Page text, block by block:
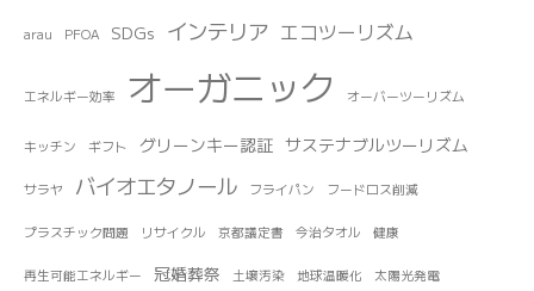
arau PFOA SDGs インテリア エコツーリズム
エネルギー効率 オーガニック オーバーツーリズム
キッチン ギフト グリーンキー認証 サステナブルツーリズム
サラヤ バイオエタノール フライパン フードロス削減
プラスチック問題 リサイクル 京都議定書 今治タオル 健康
再生可能エネルギー 冠婚葬祭 土壌汚染 地球温暖化 太陽光発電